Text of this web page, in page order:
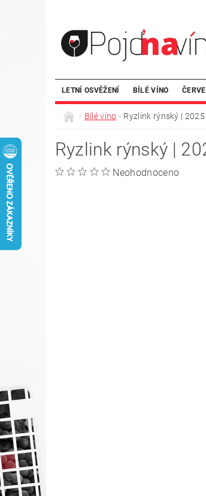
LETNÍ OSVĚŽENÍ BÍLÉ VÍNO
Bílé víno Ryzlink rýnský |
Ryzlink rýnský |
Neohodnoceno